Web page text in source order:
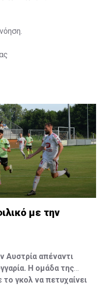
με την
Αυστρία απέναντι
Η ομάδα της
γκολ να πετυχαίνει